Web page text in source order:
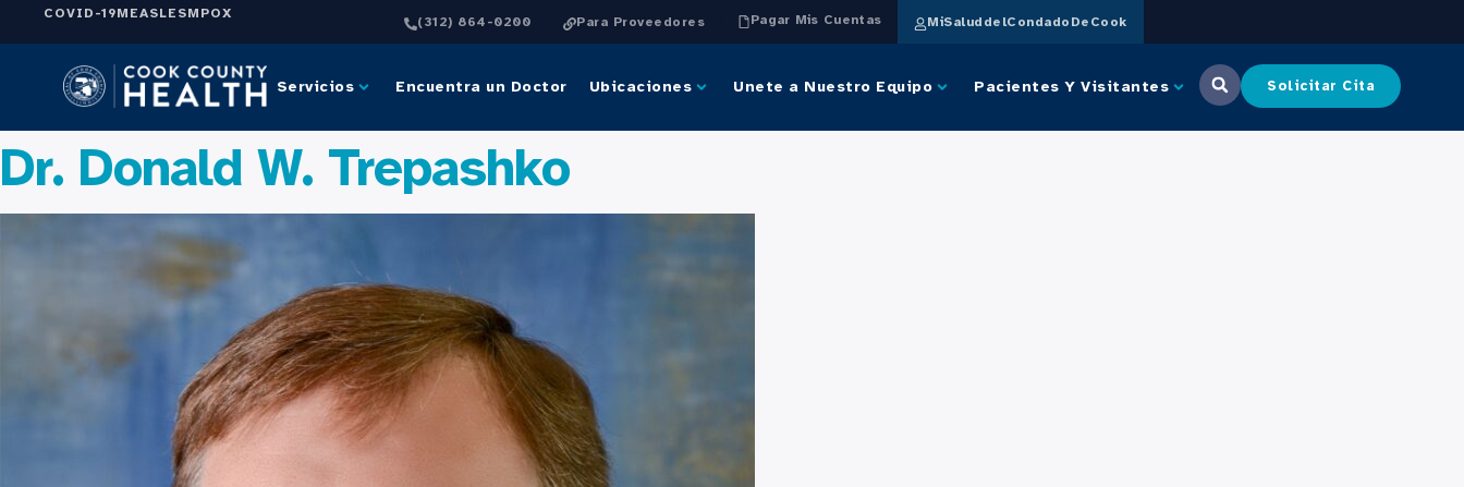
COVID-19MEASLESMPOX
(312) 864-0200 Para Proveedores Pagar Mis Cuentas MiSaluddelCondadoDeCook
Servicios Encuentra un Doctor Ubicaciones Unete a Nuestro Equipo Pacientes Y Visitantes Solicitar Cita
Dr. Donald W. Trepashko